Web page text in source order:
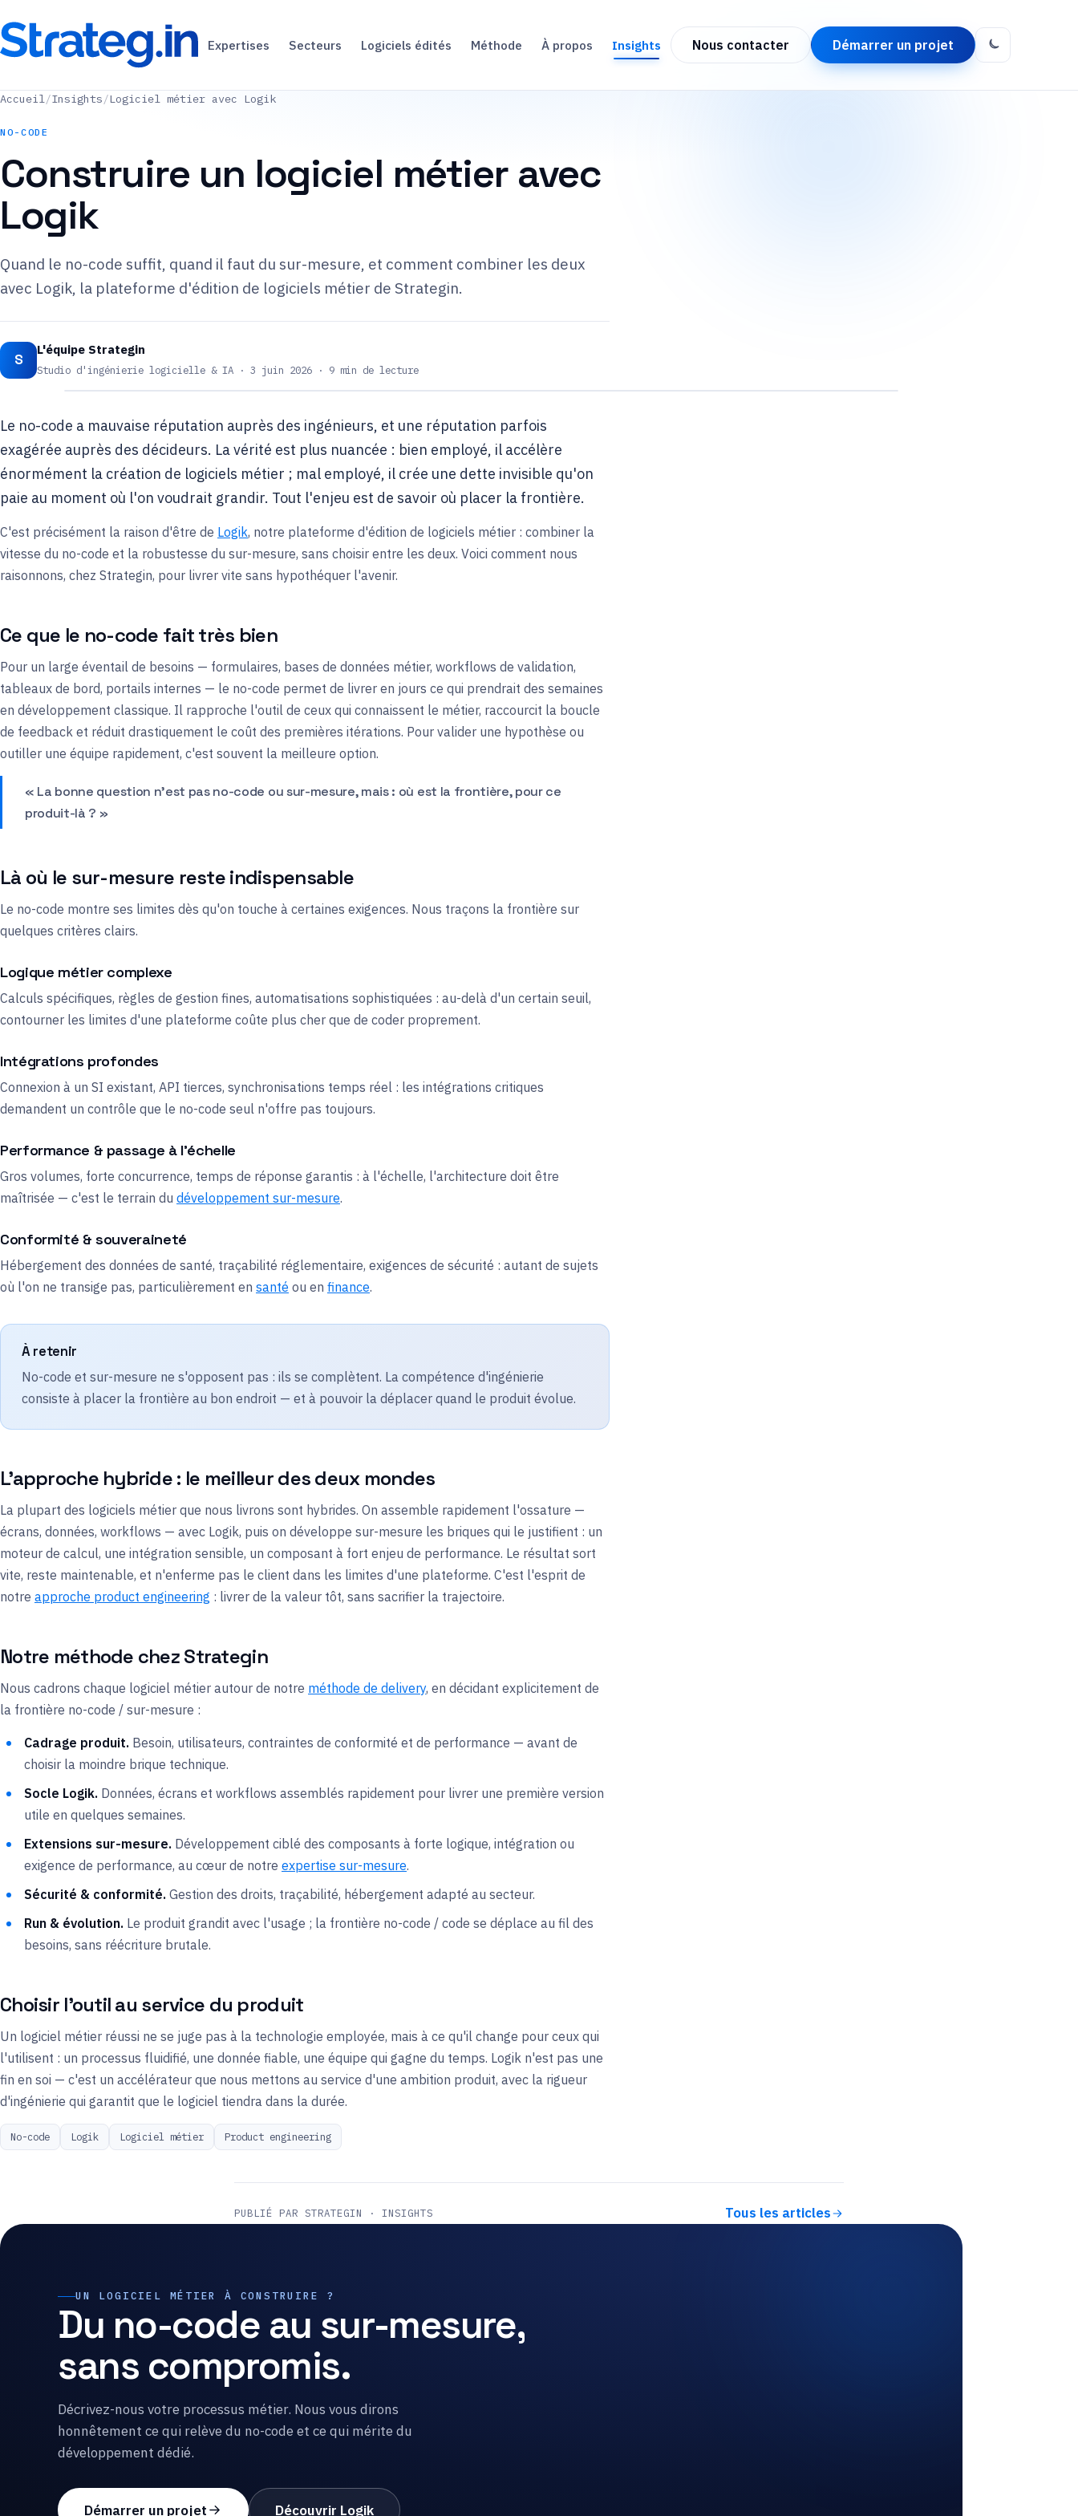
Expertises Secteurs Logiciels édités Méthode À propos Insights Nous contacter Démarrer un projet
Accueil/Insights/Logiciel métier avec Logik
NO-CODE
Construire un logiciel métier avec
Logik
Quand le no-code suffit, quand il faut du sur-mesure, et comment combiner les deux
avec Logik, la plateforme d'édition de logiciels métier de Strategin.
S
L'équipe Strategin
Studio d'ingénierie logicielle & IA · 3 juin 2026 · 9 min de lecture
Le no-code a mauvaise réputation auprès des ingénieurs, et une réputation parfois
exagérée auprès des décideurs. La vérité est plus nuancée : bien employé, il accélère
énormément la création de logiciels métier ; mal employé, il crée une dette invisible qu'on
paie au moment où l'on voudrait grandir. Tout l'enjeu est de savoir où placer la frontière.
C'est précisément la raison d'être de Logik, notre plateforme d'édition de logiciels métier : combiner la
vitesse du no-code et la robustesse du sur-mesure, sans choisir entre les deux. Voici comment nous
raisonnons, chez Strategin, pour livrer vite sans hypothéquer l'avenir.
Ce que le no-code fait très bien
Pour un large éventail de besoins — formulaires, bases de données métier, workflows de validation,
tableaux de bord, portails internes — le no-code permet de livrer en jours ce qui prendrait des semaines
en développement classique. Il rapproche l'outil de ceux qui connaissent le métier, raccourcit la boucle
de feedback et réduit drastiquement le coût des premières itérations. Pour valider une hypothèse ou
outiller une équipe rapidement, c'est souvent la meilleure option.
« La bonne question n'est pas no-code ou sur-mesure, mais : où est la frontière, pour ce
produit-là ? »
Là où le sur-mesure reste indispensable
Le no-code montre ses limites dès qu'on touche à certaines exigences. Nous traçons la frontière sur
quelques critères clairs.
Logique métier complexe
Calculs spécifiques, règles de gestion fines, automatisations sophistiquées : au-delà d'un certain seuil,
contourner les limites d'une plateforme coûte plus cher que de coder proprement.
Intégrations profondes
Connexion à un SI existant, API tierces, synchronisations temps réel : les intégrations critiques
demandent un contrôle que le no-code seul n'offre pas toujours.
Performance & passage à l'échelle
Gros volumes, forte concurrence, temps de réponse garantis : à l'échelle, l'architecture doit être
maîtrisée — c'est le terrain du développement sur-mesure.
Conformité & souveraineté
Hébergement des données de santé, traçabilité réglementaire, exigences de sécurité : autant de sujets
où l'on ne transige pas, particulièrement en santé ou en finance.
À retenir
No-code et sur-mesure ne s'opposent pas : ils se complètent. La compétence d'ingénierie
consiste à placer la frontière au bon endroit — et à pouvoir la déplacer quand le produit évolue.
L'approche hybride : le meilleur des deux mondes
La plupart des logiciels métier que nous livrons sont hybrides. On assemble rapidement l'ossature —
écrans, données, workflows — avec Logik, puis on développe sur-mesure les briques qui le justifient : un
moteur de calcul, une intégration sensible, un composant à fort enjeu de performance. Le résultat sort
vite, reste maintenable, et n'enferme pas le client dans les limites d'une plateforme. C'est l'esprit de
notre approche product engineering : livrer de la valeur tôt, sans sacrifier la trajectoire.
Notre méthode chez Strategin
Nous cadrons chaque logiciel métier autour de notre méthode de delivery, en décidant explicitement de
la frontière no-code / sur-mesure :
Cadrage produit. Besoin, utilisateurs, contraintes de conformité et de performance — avant de
choisir la moindre brique technique.
Socle Logik. Données, écrans et workflows assemblés rapidement pour livrer une première version
utile en quelques semaines.
Extensions sur-mesure. Développement ciblé des composants à forte logique, intégration ou
exigence de performance, au cœur de notre expertise sur-mesure.
Sécurité & conformité. Gestion des droits, traçabilité, hébergement adapté au secteur.
Run & évolution. Le produit grandit avec l'usage ; la frontière no-code / code se déplace au fil des
besoins, sans réécriture brutale.
Choisir l'outil au service du produit
Un logiciel métier réussi ne se juge pas à la technologie employée, mais à ce qu'il change pour ceux qui
l'utilisent : un processus fluidifié, une donnée fiable, une équipe qui gagne du temps. Logik n'est pas une
fin en soi — c'est un accélérateur que nous mettons au service d'une ambition produit, avec la rigueur
d'ingénierie qui garantit que le logiciel tiendra dans la durée.
No-code Logik Logiciel métier Product engineering
PUBLIÉ PAR STRATEGIN · INSIGHTS Tous les articles
UN LOGICIEL MÉTIER À CONSTRUIRE ?
Du no-code au sur-mesure,
sans compromis.
Décrivez-nous votre processus métier. Nous vous dirons
honnêtement ce qui relève du no-code et ce qui mérite du
développement dédié.
Démarrer un projet Découvrir Logik